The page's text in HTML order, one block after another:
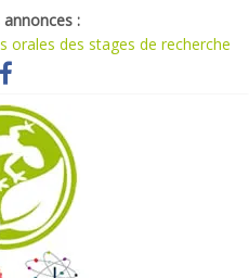
:
orales des stages de recherche
l’UE ORPAM